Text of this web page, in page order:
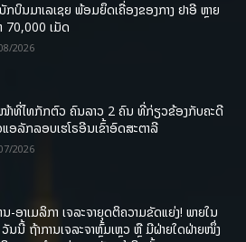
ກບິນມາເລເຊຍ ພ້ອມຍຶດເຄື່ອງຂອງກາງ ຢາອີ ຫຼາຍ
70,000 ເມັດ
2026
ໜ້າທີ່ໄທກັກຕົວ ຄົນລາວ 2 ຄົນ ທີ່ກ່ຽວຂ້ອງກັບຄະດີ
ແອລັກລອບເຮໂຣອີນເຂົ້າອົດສະຕາລີ
2026
ນ-ອາເມລິກາ ເຈລະຈາຍຸດຕິຄວາມຂັດແຍ່ງ! ພາຍໃນ
ນນີ້ ຖ້າການເຈລະຈາຫຼົ້ມເຫຼວ ຫຼື ມີຝ່າຍໃດຝ່າຍໜຶ່ງ